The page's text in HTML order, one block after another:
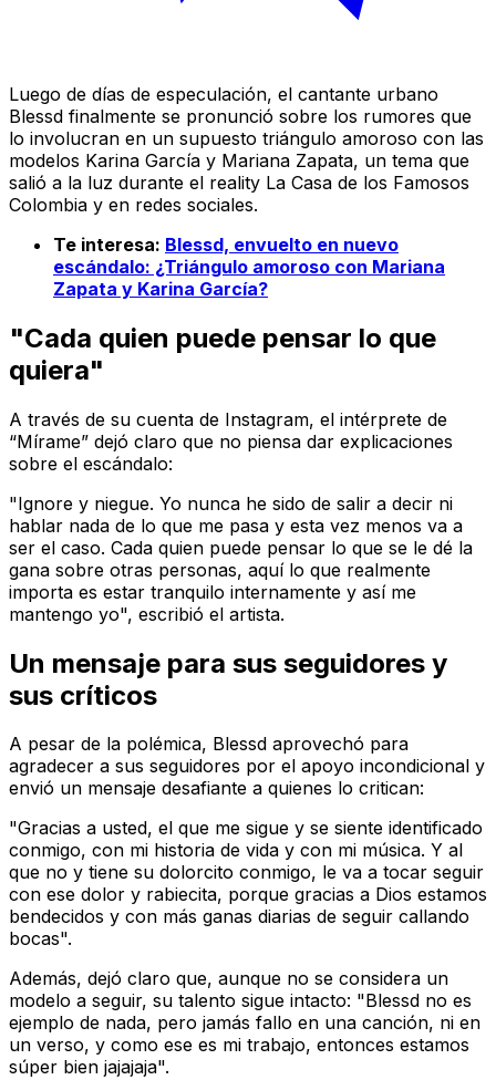
Luego de días de especulación, el cantante urbano
Blessd finalmente se pronunció sobre los rumores que
lo involucran en un supuesto triángulo amoroso con las
modelos Karina García y Mariana Zapata, un tema que
salió a la luz durante el reality La Casa de los Famosos
Colombia y en redes sociales.
Te interesa: Blessd, envuelto en nuevo
escándalo: ¿Triángulo amoroso con Mariana
Zapata y Karina García?
"Cada quien puede pensar lo que
quiera"
A través de su cuenta de Instagram, el intérprete de
“Mírame” dejó claro que no piensa dar explicaciones
sobre el escándalo:
"Ignore y niegue. Yo nunca he sido de salir a decir ni
hablar nada de lo que me pasa y esta vez menos va a
ser el caso. Cada quien puede pensar lo que se le dé la
gana sobre otras personas, aquí lo que realmente
importa es estar tranquilo internamente y así me
mantengo yo", escribió el artista.
Un mensaje para sus seguidores y
sus críticos
A pesar de la polémica, Blessd aprovechó para
agradecer a sus seguidores por el apoyo incondicional y
envió un mensaje desafiante a quienes lo critican:
"Gracias a usted, el que me sigue y se siente identificado
conmigo, con mi historia de vida y con mi música. Y al
que no y tiene su dolorcito conmigo, le va a tocar seguir
con ese dolor y rabiecita, porque gracias a Dios estamos
bendecidos y con más ganas diarias de seguir callando
bocas".
Además, dejó claro que, aunque no se considera un
modelo a seguir, su talento sigue intacto: "Blessd no es
ejemplo de nada, pero jamás fallo en una canción, ni en
un verso, y como ese es mi trabajo, entonces estamos
súper bien jajajaja".